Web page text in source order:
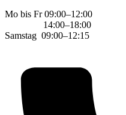
Mo bis Fr 09:00–12:00
14:00–18:00
Samstag 09:00–12:15